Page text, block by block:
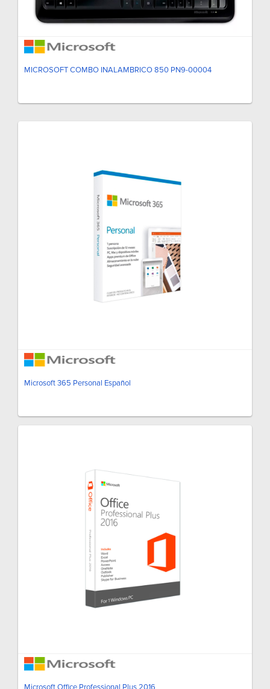
MICROSOFT COMBO INALAMBRICO 850 PN9-00004
Microsoft 365 Personal Español
Microsoft Office Professional Plus 2016